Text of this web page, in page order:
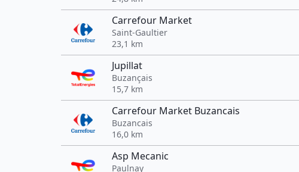
Carrefour Market
Saint-Gaultier
23,1 km
Jupillat
Buzançais
15,7 km
Carrefour Market Buzancais
Buzancais
16,0 km
Asp Mecanic
Paulnay